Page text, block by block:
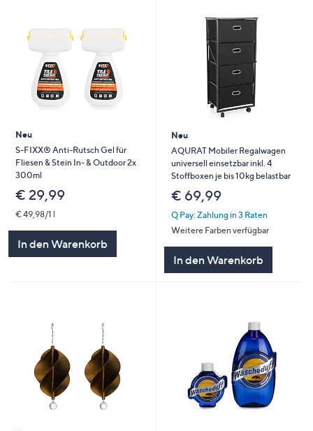
Neu
S-FIXX® Anti-Rutsch Gel für
Fliesen & Stein In- & Outdoor 2x
300ml
€ 29,99
€ 49,98/1 l
In den Warenkorb
Neu
AQURAT Mobiler Regalwagen
universell einsetzbar inkl. 4
Stoffboxen je bis 10kg belastbar
€ 69,99
Q Pay: Zahlung in 3 Raten
Weitere Farben verfügbar
In den Warenkorb